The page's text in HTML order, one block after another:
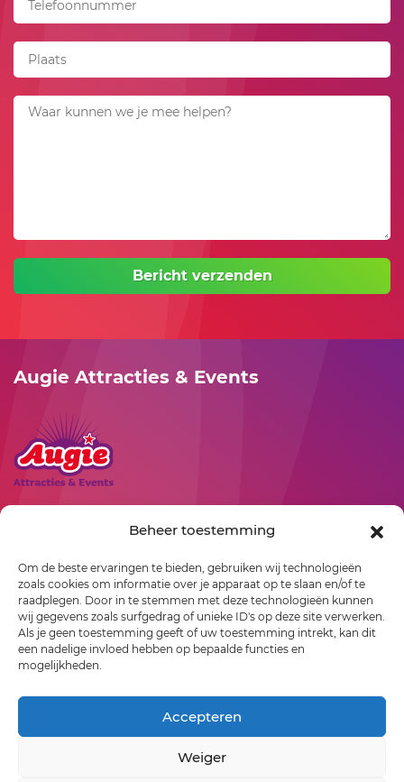
Beheer toestemming
Om de beste ervaringen te bieden, gebruiken wij technologieën
zoals cookies om informatie over je apparaat op te slaan en/of te
raadplegen. Door in te stemmen met deze technologieën kunnen
wij gegevens zoals surfgedrag of unieke ID's op deze site verwerken.
Als je geen toestemming geeft of uw toestemming intrekt, kan dit
een nadelige invloed hebben op bepaalde functies en
mogelijkheden.
Accepteren
Weiger
Bericht verzenden
Augie Attracties & Events
06-23529163
info@augie.nl
©2026 Augie Attracties & Events